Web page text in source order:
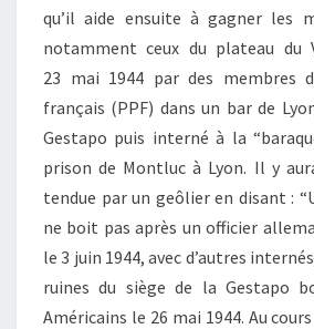
qu’il aide ensuite à gagner les
notamment ceux du plateau du
23 mai 1944 par des membres
français (PPF) dans un bar de
Gestapo puis interné à la
prison de Montluc à Lyon. Il y
tendue par un geôlier en disant :
ne boit pas après un officier
le 3 juin 1944, avec d’autres
ruines du siège de la Gestapo
Américains le 26 mai 1944. Au